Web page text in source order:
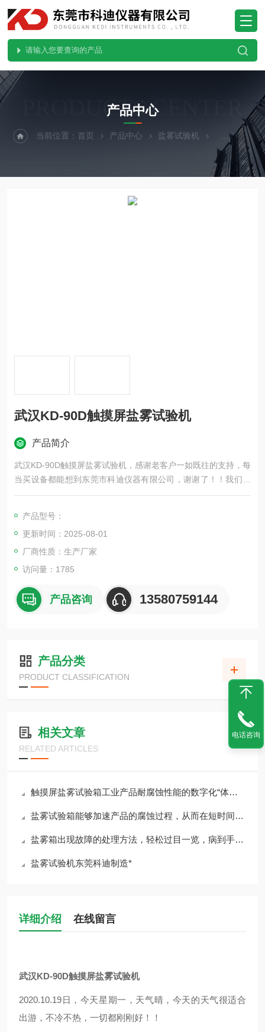
PRODUCTS CENTER
产品中心
当前位置：首页 产品中心 盐雾试验机 触摸屏盐雾
武汉KD-90D触摸屏盐雾试验机
产品简介
武汉KD-90D触摸屏盐雾试验机，感谢老客户一如既往的支持，每
当买设备都能想到东莞市科迪仪器有限公司，谢谢了！！我们专
业生产环境试验箱，公司从生产、研发、维护等都有专门的团队
产品型号：
更新时间：2025-08-01
厂商性质：生产厂家
访问量：1785
产品咨询 13580759144
产品分类
PRODUCT CLASSIFICATION
相关文章
RELATED ARTICLES
触摸屏盐雾试验箱工业产品耐腐蚀性能的数字化“体检官”
盐雾试验箱能够加速产品的腐蚀过程，从而在短时间内评估其耐腐蚀性能力
盐雾箱出现故障的处理方法，轻松过目一览，病到手上自然就好
盐雾试验机东莞科迪制造*
详细介绍 在线留言
武汉KD-90D触摸屏盐雾试验机
2020.10.19日，今天星期一，天气晴，今天的天气很适合
出游，不冷不热，一切都刚刚好！！
电话咨询